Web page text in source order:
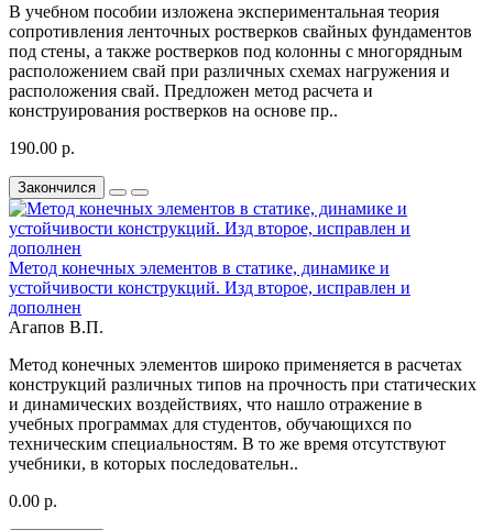
В учебном пособии изложена экспериментальная теория
сопротивления ленточных ростверков свайных фундаментов
под стены, а также ростверков под колонны с многорядным
расположением свай при различных схемах нагружения и
расположения свай. Предложен метод расчета и
конструирования ростверков на основе пр..
190.00 р.
Закончился
Метод конечных элементов в статике, динамике и
устойчивости конструкций. Изд второе, исправлен и
дополнен
Агапов В.П.
Метод конечных элементов широко применяется в расчетах
конструкций различных типов на прочность при статических
и динамических воздействиях, что нашло отражение в
учебных программах для студентов, обучающихся по
техническим специальностям. В то же время отсутствуют
учебники, в которых последовательн..
0.00 р.